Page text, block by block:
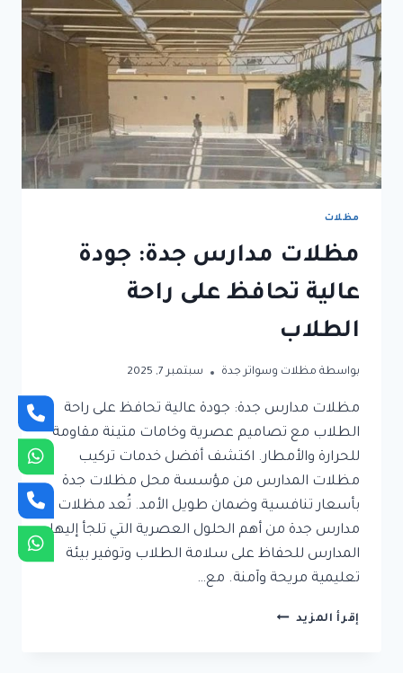
جودة
تضمن
راحة
الطلاب
والمعلمين
مظلات
مظلات مدارس جدة: جودة
عالية تحافظ على راحة
الطلاب
بواسطة مظلات وسواتر جدة سبتمبر 7, 2025
مظلات مدارس جدة: جودة عالية تحافظ على راحة
الطلاب مع تصاميم عصرية وخامات متينة مقاومة
للحرارة والأمطار. اكتشف أفضل خدمات تركيب
مظلات المدارس من مؤسسة محل مظلات جدة
بأسعار تنافسية وضمان طويل الأمد. تُعد مظلات
مدارس جدة من أهم الحلول العصرية التي تلجأ إليها
المدارس للحفاظ على سلامة الطلاب وتوفير بيئة
تعليمية مريحة وآمنة. مع…
إقرأ المزيد مظلات